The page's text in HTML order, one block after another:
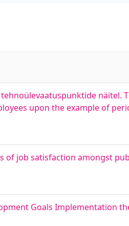
näitel.
upon the example of
of job satisfaction amongst
Goals Implementation